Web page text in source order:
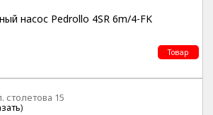
насос Pedrollo 4SR 6m/4-FK
Товар
столетова 15
)